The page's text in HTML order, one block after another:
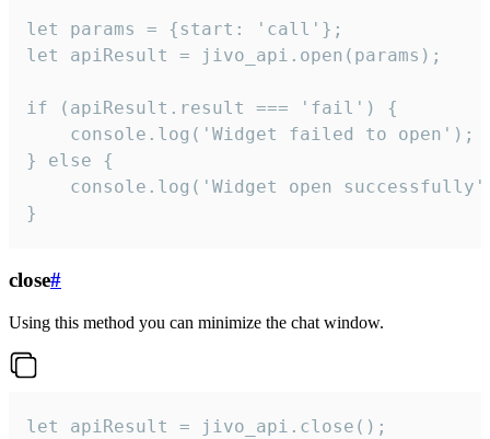
let params = {start: 'call'};
let apiResult = jivo_api.open(params);
if (apiResult.result === 'fail') {
    console.log('Widget failed to open');
} else {
console.log('Widget open
}
close#
Using this method you can minimize the chat window.
let apiResult = jivo_api.close();